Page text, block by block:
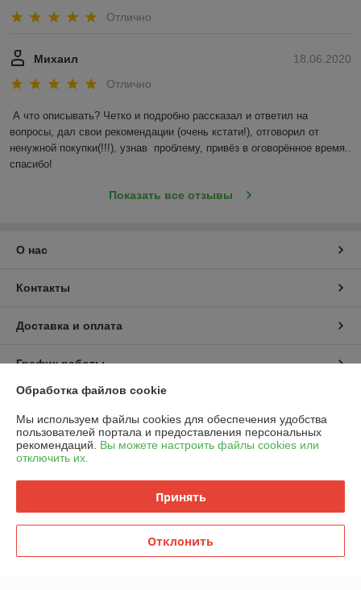
Отлично
18.06.2020
Михаил
Отлично
А что описывать? Четко и подробно рассказал и ответил на
вопросы, дал свои рекомендации (очень кстати!), отговорил от
ненужной покупки(!!!), узнав  проблему, привёз в оговорённое время..
спасибо!
Показать все отзывы
О нас
Контакты
Доставка и оплата
График работы
Политика обработки cookies
Обработка файлов cookie
Мы используем файлы cookies для обеспечения удобства
пользователей портала и предоставления персональных
рекомендаций. Вы можете настроить файлы cookies или
отключить их.
Принять
Отклонить